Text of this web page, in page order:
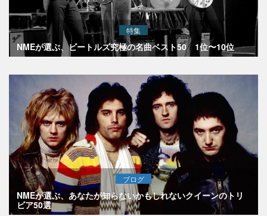
特集
NMEが選ぶ、ビートルズ究極の名曲ベスト50 1位〜10位
ブログ
NMEが選ぶ、あなたが知らないかもしれないクイーンのトリ
ビア50選